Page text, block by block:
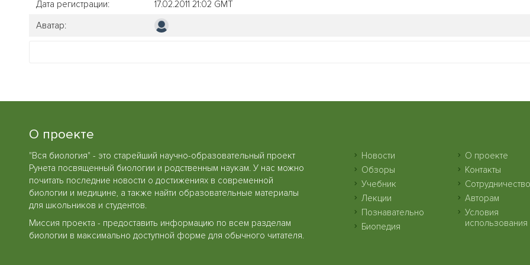
Дата регистрации:
17.02.2011 21:02 GMT
Аватар:
О проекте
"Вся биология" - это старейший научно-образовательный проект
Рунета посвященный биологии и родственным наукам. У нас можно
почитать последние новости о достижениях в современной
биологии и медицине, а также найти образовательные материалы
для школьников и студентов.
Миссия проекта - предоставить информацию по всем разделам
биологии в максимально доступной форме для обычного читателя.
Новости
Обзоры
Учебник
Лекции
Познавательно
Биопедия
О проекте
Контакты
Сотрудничество
Авторам
Условия
использования